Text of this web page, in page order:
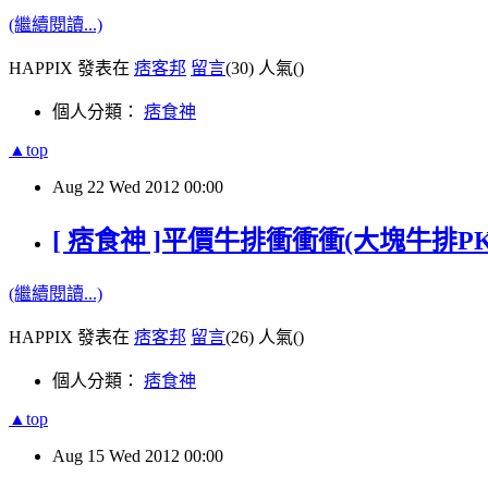
(繼續閱讀...)
HAPPIX 發表在 痞客邦 留言(30) 人氣()
個人分類： 痞食神
▲top
Aug 22 Wed 2012 00:00
[ 痞食神 ]平價牛排衝衝衝(大塊牛排
(繼續閱讀...)
HAPPIX 發表在 痞客邦 留言(26) 人氣()
個人分類： 痞食神
▲top
Aug 15 Wed 2012 00:00